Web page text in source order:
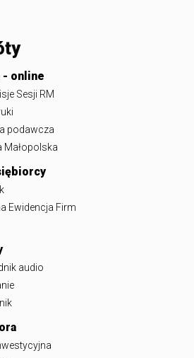
- online
Sesji RM
podawcza
Małopolska
Ewidencja Firm
audio